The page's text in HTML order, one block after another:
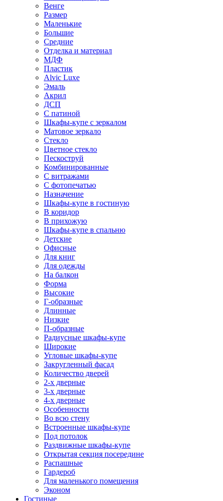
Венге
Размер
Маленькие
Большие
Средние
Отделка и материал
МДФ
Пластик
Alvic Luxe
Эмаль
Акрил
ДСП
С патиной
Шкафы-купе с зеркалом
Матовое зеркало
Стекло
Цветное стекло
Пескоструй
Комбинированные
С витражами
С фотопечатью
Назначение
Шкафы-купе в гостиную
В коридор
В прихожую
Шкафы-купе в спальню
Детские
Офисные
Для книг
Для одежды
На балкон
Форма
Высокие
Г-образные
Длинные
Низкие
П-образные
Радиусные шкафы-купе
Широкие
Угловые шкафы-купе
Закругленный фасад
Количество дверей
2-х дверные
3-х дверные
4-х дверные
Особенности
Во всю стену
Встроенные шкафы-купе
Под потолок
Раздвижные шкафы-купе
Открытая секция посередине
Распашные
Гардероб
Для маленького помещения
Эконом
Гостиные